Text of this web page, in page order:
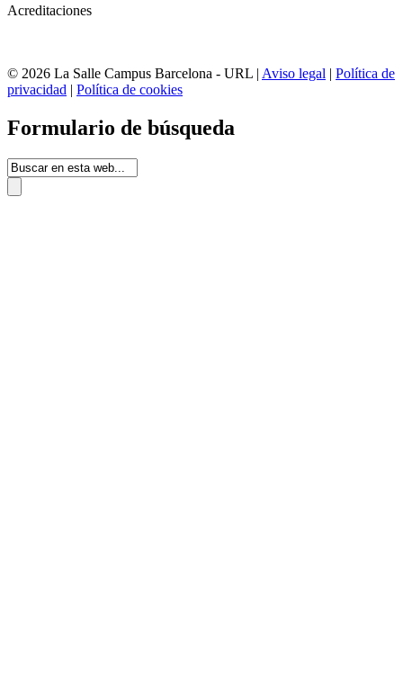
Acreditaciones
© 2026 La Salle Campus Barcelona - URL | Aviso legal | Política de
privacidad | Política de cookies
Formulario de búsqueda